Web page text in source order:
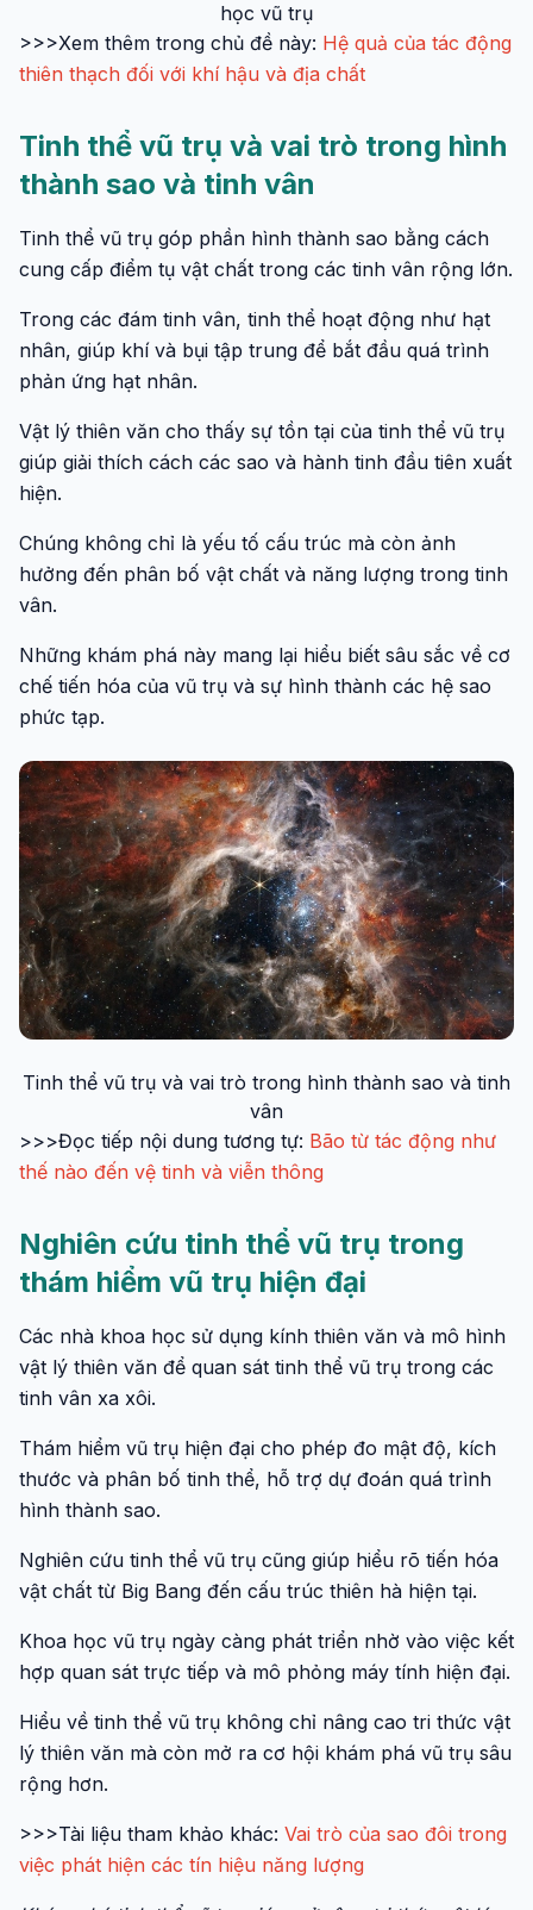
học vũ trụ
>>>Xem thêm trong chủ đề này: Hệ quả của tác động
thiên thạch đối với khí hậu và địa chất
Tinh thể vũ trụ và vai trò trong hình
thành sao và tinh vân
Tinh thể vũ trụ góp phần hình thành sao bằng cách
cung cấp điểm tụ vật chất trong các tinh vân rộng lớn.
Trong các đám tinh vân, tinh thể hoạt động như hạt
nhân, giúp khí và bụi tập trung để bắt đầu quá trình
phản ứng hạt nhân.
Vật lý thiên văn cho thấy sự tồn tại của tinh thể vũ trụ
giúp giải thích cách các sao và hành tinh đầu tiên xuất
hiện.
Chúng không chỉ là yếu tố cấu trúc mà còn ảnh
hưởng đến phân bố vật chất và năng lượng trong tinh
vân.
Những khám phá này mang lại hiểu biết sâu sắc về cơ
chế tiến hóa của vũ trụ và sự hình thành các hệ sao
phức tạp.
Tinh thể vũ trụ và vai trò trong hình thành sao và tinh
vân
>>>Đọc tiếp nội dung tương tự: Bão từ tác động như
thế nào đến vệ tinh và viễn thông
Nghiên cứu tinh thể vũ trụ trong
thám hiểm vũ trụ hiện đại
Các nhà khoa học sử dụng kính thiên văn và mô hình
vật lý thiên văn để quan sát tinh thể vũ trụ trong các
tinh vân xa xôi.
Thám hiểm vũ trụ hiện đại cho phép đo mật độ, kích
thước và phân bố tinh thể, hỗ trợ dự đoán quá trình
hình thành sao.
Nghiên cứu tinh thể vũ trụ cũng giúp hiểu rõ tiến hóa
vật chất từ Big Bang đến cấu trúc thiên hà hiện tại.
Khoa học vũ trụ ngày càng phát triển nhờ vào việc kết
hợp quan sát trực tiếp và mô phỏng máy tính hiện đại.
Hiểu về tinh thể vũ trụ không chỉ nâng cao tri thức vật
lý thiên văn mà còn mở ra cơ hội khám phá vũ trụ sâu
rộng hơn.
>>>Tài liệu tham khảo khác: Vai trò của sao đôi trong
việc phát hiện các tín hiệu năng lượng